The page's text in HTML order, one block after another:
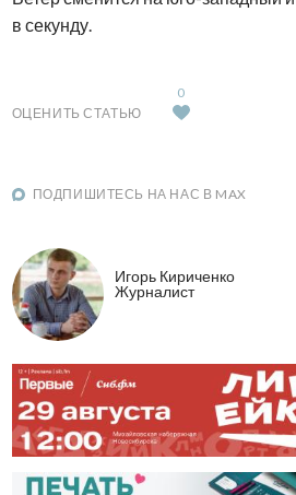
в секунду.
ОЦЕНИТЬ СТАТЬЮ
0
ПОДПИШИТЕСЬ НА НАС В MAX
Игорь Кириченко
Журналист